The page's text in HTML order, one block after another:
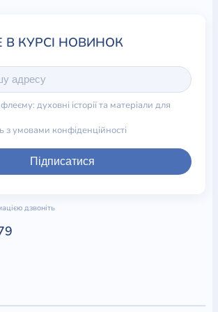
духовні історії та матеріали для
умовами конфіденційності
Підписатися
дзвоніть